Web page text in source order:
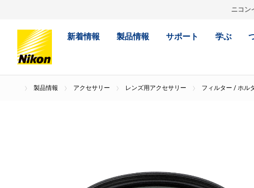
ニコン
新着情報 製品情報 サポート 学ぶ
製品情報 アクセサリー レンズ用アクセサリー フィルター / ホル